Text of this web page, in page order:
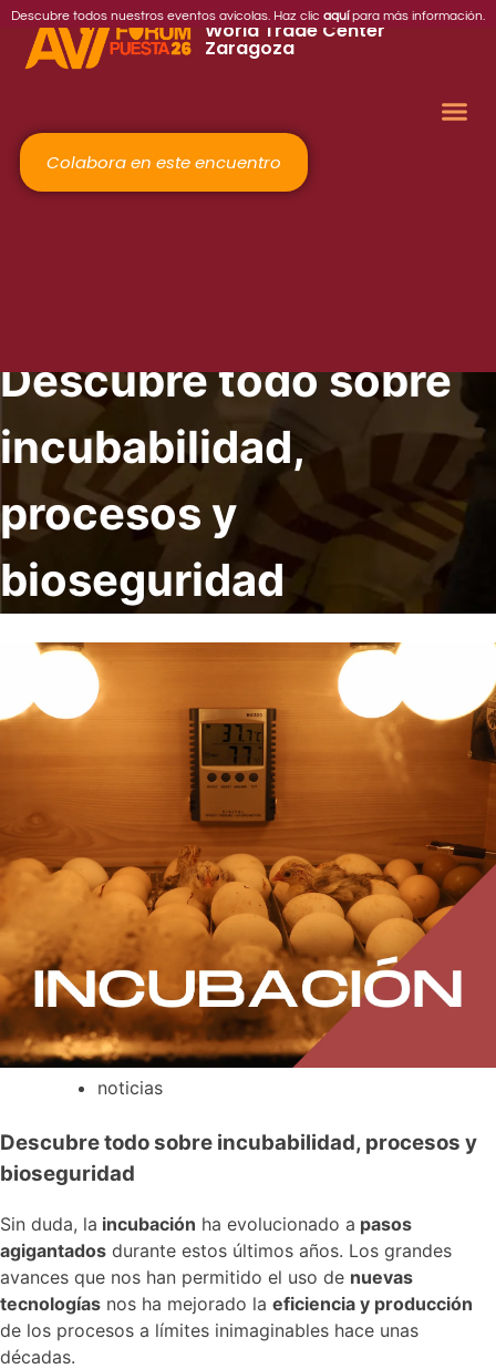
Descubre todos nuestros eventos avícolas. Haz clic aquípara más información.
2026
World Trade Center
Zaragoza
Colabora en este encuentro
Descubre todo sobre
incubabilidad,
procesos y
bioseguridad
noticias
Descubre todo sobre incubabilidad, procesos y
bioseguridad
Sin duda, la incubación ha evolucionado a pasos
agigantados durante estos últimos años. Los grandes
avances que nos han permitido el uso de nuevas
tecnologías nos ha mejorado la eficiencia y producción
de los procesos a límites inimaginables hace unas
décadas.